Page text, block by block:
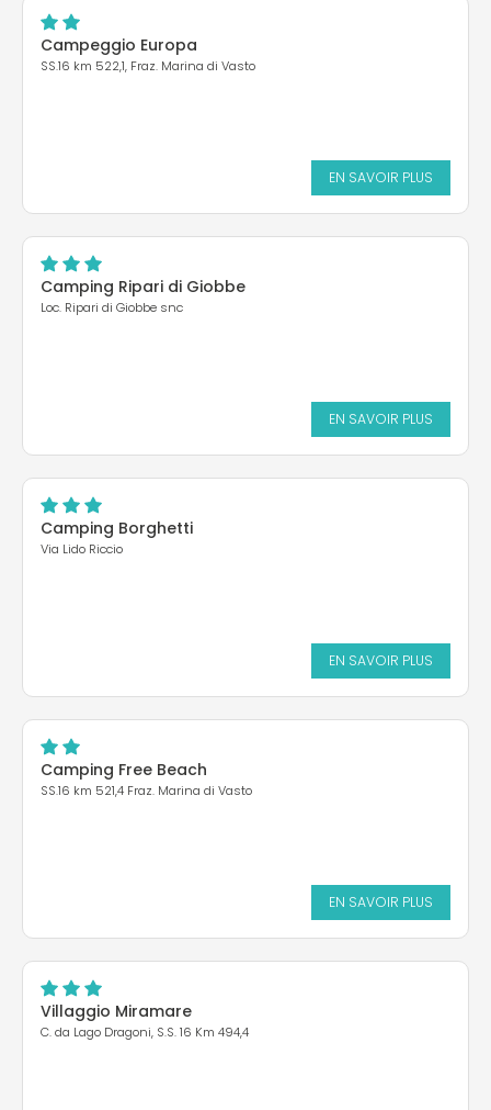
Campeggio Europa
SS.16 km 522,1, Fraz. Marina di Vasto
EN SAVOIR PLUS
Camping Ripari di Giobbe
Loc. Ripari di Giobbe snc
EN SAVOIR PLUS
Camping Borghetti
Via Lido Riccio
EN SAVOIR PLUS
Camping Free Beach
SS.16 km 521,4 Fraz. Marina di Vasto
EN SAVOIR PLUS
Villaggio Miramare
C. da Lago Dragoni, S.S. 16 Km 494,4